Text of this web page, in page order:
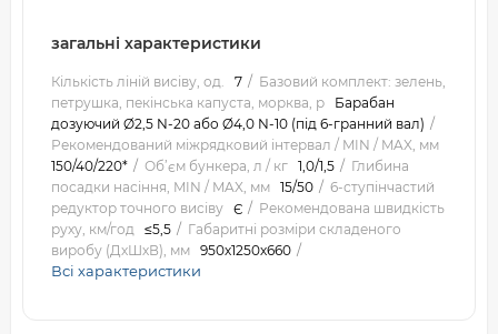
загальні характеристики
Кількість ліній висіву, од. 7
Базовий комплект: зелень,
петрушка, пекінська капуста, морква, р
Барабан
дозуючий Ø2,5 N-20 або Ø4,0 N-10 (під 6-гранний вал)
Рекомендований міжрядковий інтервал / MIN / MAX, мм
150/40/220*
Об’єм бункера, л / кг 1,0/1,5
Глибина
посадки насіння, MIN / MAX, мм 15/50
6-ступінчастий
редуктор точного висіву Є
Рекомендована швидкість
руху, км/год ≤5,5
Габаритні розміри складеного
виробу (ДхШхВ), мм 950х1250х660
Всі характеристики